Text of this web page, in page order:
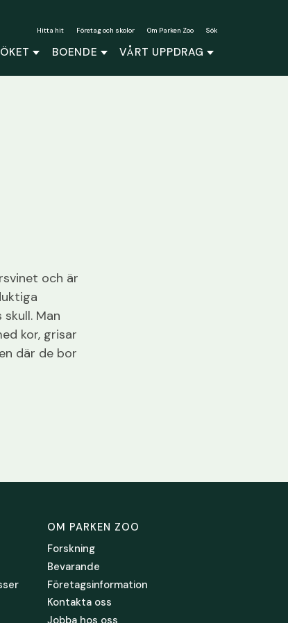
BOENDE VÅRT UPPDRAG
Hitta hit Företag och skolor Om Parken Zoo Sök
och är
Man
kor, grisar
där de bor
OM PARKEN ZOO
Forskning
Bevarande
Företagsinformation
Kontakta oss